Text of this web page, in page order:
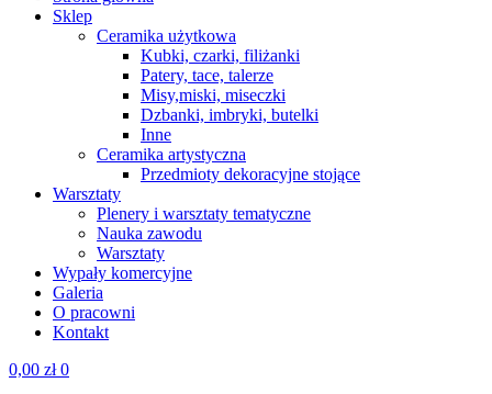
Sklep
Ceramika użytkowa
Kubki, czarki, filiżanki
Patery, tace, talerze
Misy,miski, miseczki
Dzbanki, imbryki, butelki
Inne
Ceramika artystyczna
Przedmioty dekoracyjne stojące
Warsztaty
Plenery i warsztaty tematyczne
Nauka zawodu
Warsztaty
Wypały komercyjne
Galeria
O pracowni
Kontakt
0,00 zł 0